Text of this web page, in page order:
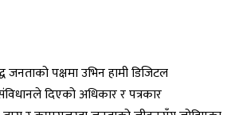
पक्षमा उभिन हामी डिजिटल
दिएको अधिकार र पत्रकार